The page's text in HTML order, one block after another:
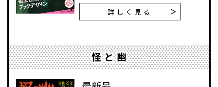
詳しく見る
怪と幽